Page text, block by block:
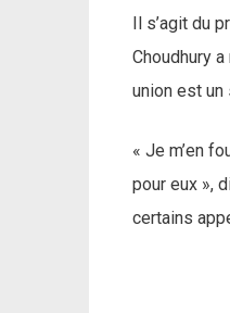
Il s’agit du
Choudhury
union est un
« Je m’en
pour eux »,
certains